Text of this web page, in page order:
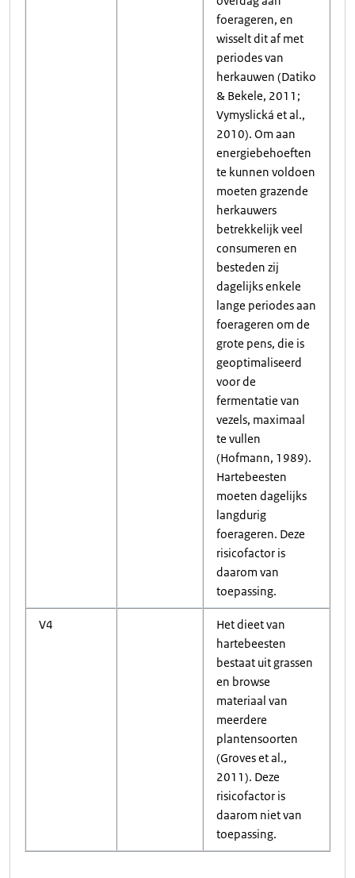
foerageren, en
wisselt dit af met
periodes van
herkauwen (Datiko
& Bekele, 2011;
Vymyslická et al.,
2010). Om aan
energiebehoeften
te kunnen voldoen
moeten grazende
herkauwers
betrekkelijk veel
consumeren en
besteden zij
dagelijks enkele
lange periodes aan
foerageren om de
grote pens, die is
geoptimaliseerd
voor de
fermentatie van
vezels, maximaal
te vullen
(Hofmann, 1989).
Hartebeesten
moeten dagelijks
langdurig
foerageren. Deze
risicofactor is
daarom van
toepassing.
V4
Het dieet van
hartebeesten
bestaat uit grassen
en browse
materiaal van
meerdere
plantensoorten
(Groves et al.,
2011). Deze
risicofactor is
daarom niet van
toepassing.